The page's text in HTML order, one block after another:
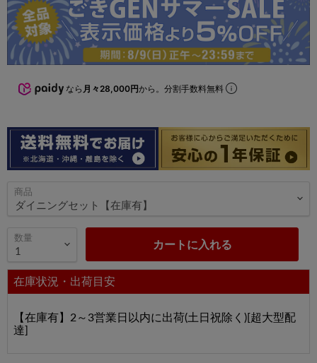
なら 月々28,000円から。分割手数料無料
商品
数量
カートに入れる
在庫状況・出荷目安
【在庫有】2～3営業日以内に出荷(土日祝除く)[超大型配
達]